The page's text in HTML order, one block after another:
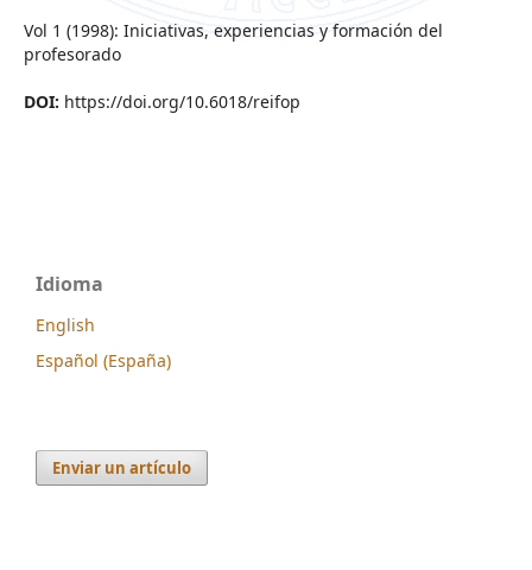
Vol 1 (1998): Iniciativas, experiencias y formación del
profesorado
DOI: https://doi.org/10.6018/reifop
Idioma
English
Español (España)
Enviar un artículo